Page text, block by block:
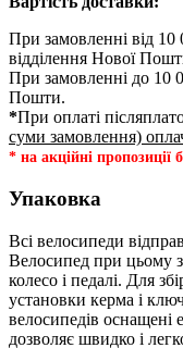
При замовленні від 10
відділення Нової
При замовленні до 10
Пошти.
*При оплаті
суми замовлення)
* на акційні
Упаковка
Всі велосипеди
Велосипед при цьому
колесо і педалі. Для
установки керма і
велосипедів оснащені
дозволяє швидко і